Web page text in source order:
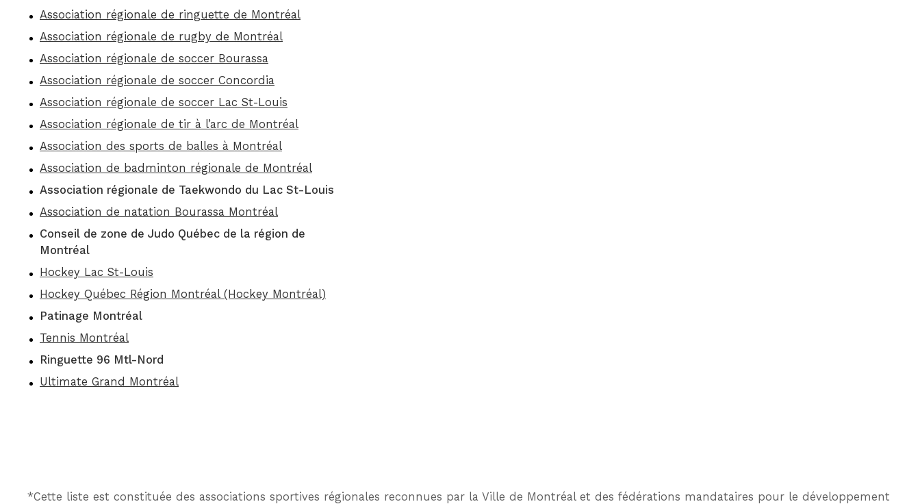
Association régionale de ringuette de Montréal
Association régionale de rugby de Montréal
Association régionale de soccer Bourassa
Association régionale de soccer Concordia
Association régionale de soccer Lac St-Louis
Association régionale de tir à l’arc de Montréal
Association des sports de balles à Montréal
Association de badminton régionale de Montréal
Association régionale de Taekwondo du Lac St-Louis
Association de natation Bourassa Montréal
Conseil de zone de Judo Québec de la région de
Montréal
Hockey Lac St-Louis
Hockey Québec Région Montréal (Hockey Montréal)
Patinage Montréal
Tennis Montréal
Ringuette 96 Mtl-Nord
Ultimate Grand Montréal
*Cette liste est constituée des associations sportives régionales reconnues par la Ville de Montréal et des fédérations mandataires pour le développement